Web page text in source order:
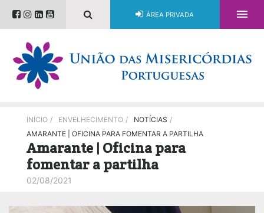
ÁREA PRIVADA 
INÍCIO / ENVELHECIMENTO / NOTÍCIAS /
AMARANTE | OFICINA PARA FOMENTAR A PARTILHA
Amarante | Oficina para
fomentar a partilha
02/08/2021